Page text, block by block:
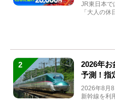
JR東日本で
「大人の
2
2026年お
予測！指
券も解説
2026年8月8
新幹線を利